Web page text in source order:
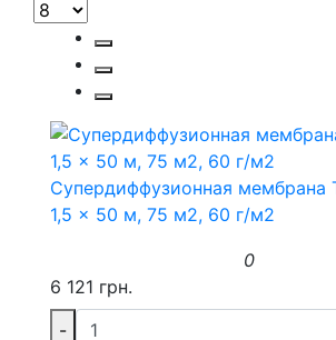
Супердиффузионная мембрана
1,5 x 50 м, 75 м2, 60 г/м2
0
6 121 грн.
-